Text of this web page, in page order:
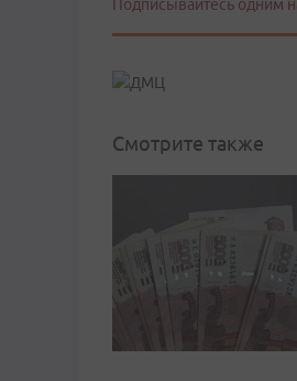
Подписывайтесь одним
Смотрите также